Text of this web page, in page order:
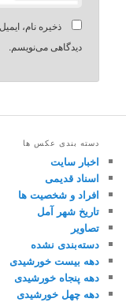
ذخیره نام،
دیدگاهی می‌نویسم.
دسته بندی عکس ها
اخبار سایت
اسناد قدیمی
افراد و شخصیت ها
تاریخ شهر آمل
تصاویر
دسته‌بندی نشده
دهه بیست خورشیدی
دهه پنجاه خورشیدی
دهه چهل خورشیدی